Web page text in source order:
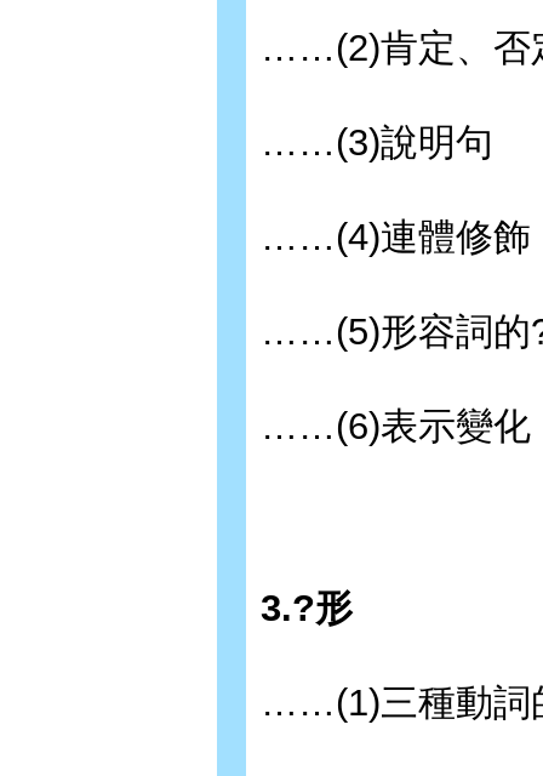
……(2)肯定、否
……(3)說明句
……(4)連體修飾
……(5)形容詞的
……(6)表示變化
3.?形
……(1)三種動詞